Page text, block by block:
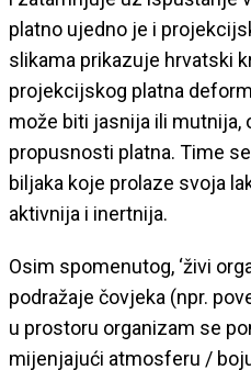
platno ujedno je i
slikama prikazuje hrvatski
projekcijskog platna
može biti jasnija ili
propusnosti platna. Time
biljaka koje prolaze svoja
aktivnija i inertnija.
Osim spomenutog, ‘živi
podražaje čovjeka (npr.
u prostoru organizam se
mijenjajući atmosferu /